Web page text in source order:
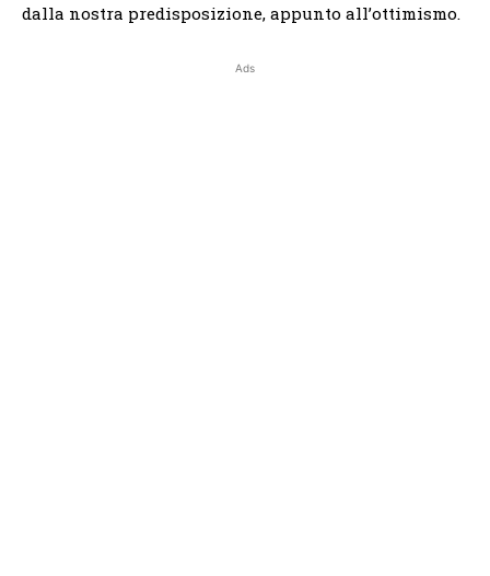
dalla nostra predisposizione, appunto all’ottimismo.
Ads